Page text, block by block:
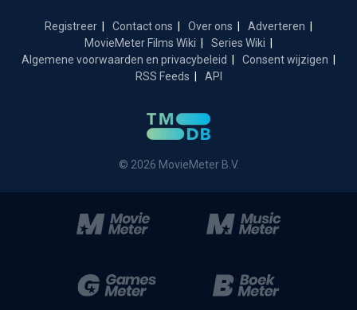
Registreer Contact ons Over ons
Adverteren
MovieMeter Films Wiki
Series Wiki
Algemene voorwaarden en privacybeleid
Consent wijzigen
RSS Feeds
API
© 2026 MovieMeter B.V.